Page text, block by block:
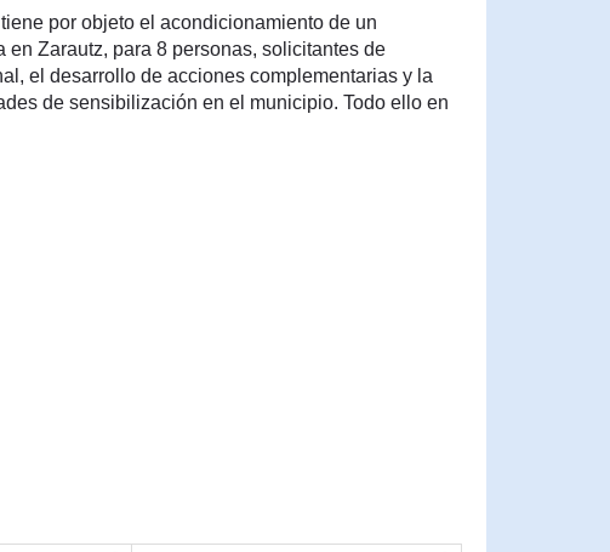
por objeto el acondicionamiento de un
en Zarautz, para 8 personas, solicitantes de
el desarrollo de acciones complementarias y la
de sensibilización en el municipio. Todo ello en